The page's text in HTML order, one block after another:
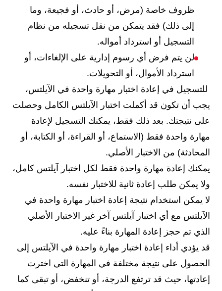
ظروف خاصة (مرض، أو حادث، أو فجيعة، وما
إلى ذلك) فقد يتمكن من نقل تسجيله من نظام
التسجيل أو استرداد أمواله.
لن يتم فرض أي رسوم إدارية على الإلغاءات، أو
استرداد الأموال، أو التحويلات.
للتسجيل في إعادة اختبار مهارة واحدة في الآيلتس،
يجب أن تكون قد أكملت اختبار الآيلتس الكامل وحصلت
على نتيجتك. بعد ذلك فقط، يمكنك التسجيل لإعادة
مهارة واحدة فقط (الاستماع، أو القراءة، أو الكتابة، أو
المحادثة) من الاختبار الأصلي.
يمكنك إعادة مهارة واحدة فقط لكل اختبار آيلتس كامل،
ولا يمكن طلب إعادة ثانية للاختبار نفسه.
لا يمكن استخدام نتيجة إعادة اختبار مهارة واحدة في
الآيلتس مع أي اختبار آيلتس آخر غير الاختبار الأصلي
الذي تم حجز إعادة المهارة بناءً عليه.
قد يؤدي أداء إعادة اختبار مهارة واحدة في الآيلتس إلى
الحصول على نتيجة مختلفة في المهارة التي اخترت
إعادتها، حيث قد ترتفع الدرجة، أو تنخفض، أو تبقى كما